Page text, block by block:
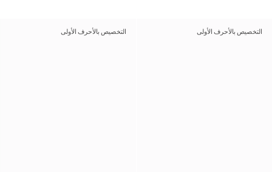
التخصيص بالأحرف الأولى التخصيص بالأحرف الأولى